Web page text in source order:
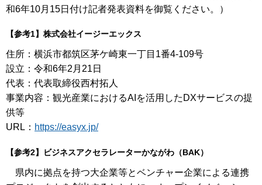
和6年10月15日付け記者発表資料を御覧ください。）
【参考1】 株式会社イージーエックス
住所：横浜市都筑区茅ケ崎東一丁目1番4-109号
設立：令和6年2月21日
代表：代表取締役西村拓人
事業内容：観光産業におけるAIを活用したDXサービスの提
供等
URL： https://easyx.jp/
【参考2】ビジネスアクセラレーターかながわ（BAK）
県内に拠点を持つ大企業等とベンチャー企業による連携